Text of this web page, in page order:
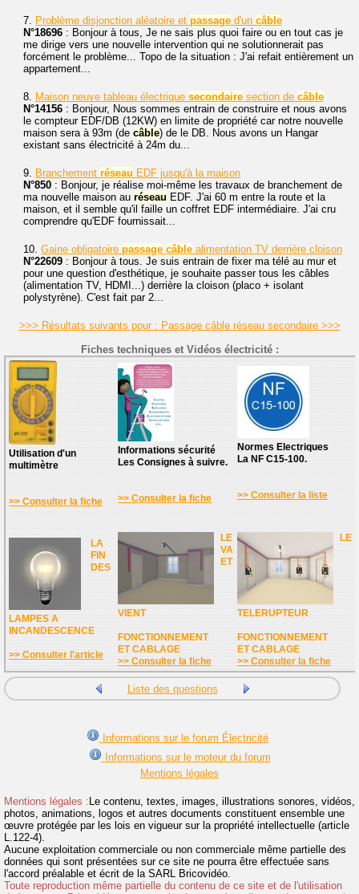
7. Problème disjonction aléatoire et passage d'un câble
N°18696 : Bonjour à tous, Je ne sais plus quoi faire ou en tout cas je
me dirige vers une nouvelle intervention qui ne solutionnerait pas
forcément le problème... Topo de la situation : J'ai refait entièrement un
appartement...
8. Maison neuve tableau électrique secondaire section de câble
N°14156 : Bonjour, Nous sommes entrain de construire et nous avons
le compteur EDF/DB (12KW) en limite de propriété car notre nouvelle
maison sera à 93m (de câble) de le DB. Nous avons un Hangar
existant sans électricité à 24m du...
9. Branchement réseau EDF jusqu'à la maison
N°850 : Bonjour, je réalise moi-même les travaux de branchement de
ma nouvelle maison au réseau EDF. J'ai 60 m entre la route et la
maison, et il semble qu'il faille un coffret EDF intermédiaire. J'ai cru
comprendre qu'EDF fournissait...
10. Gaine obligatoire passage câble alimentation TV derrière cloison
N°22609 : Bonjour à tous. Je suis entrain de fixer ma télé au mur et
pour une question d'esthétique, je souhaite passer tous les câbles
(alimentation TV, HDMI...) derrière la cloison (placo + isolant
polystyrène). C'est fait par 2...
>>> Résultats suivants pour : Passage câble réseau secondaire >>>
Fiches techniques et Vidéos électricité :
Utilisation d'un
multimètre
>> Consulter la fiche
Informations sécurité
Les Consignes à suivre.
>> Consulter la fiche
Normes Electriques
La NF C15-100.
>> Consulter la liste
LA
FIN
DES
LAMPES A
INCANDESCENCE
>> Consulter l'article
LE
VA
ET
VIENT
FONCTIONNEMENT
ET CABLAGE
>> Consulter la fiche
LE
TELERUPTEUR
FONCTIONNEMENT
ET CABLAGE
>> Consulter la fiche
Liste des questions
Informations sur le forum Électricité
Informations sur le moteur du forum
Mentions légales
Mentions légales : Le contenu, textes, images, illustrations sonores, vidéos,
photos, animations, logos et autres documents constituent ensemble une
œuvre protégée par les lois en vigueur sur la propriété intellectuelle (article
L.122-4).
Aucune exploitation commerciale ou non commerciale même partielle des
données qui sont présentées sur ce site ne pourra être effectuée sans
l'accord préalable et écrit de la SARL Bricovidéo.
Toute reproduction même partielle du contenu de ce site et de l'utilisation